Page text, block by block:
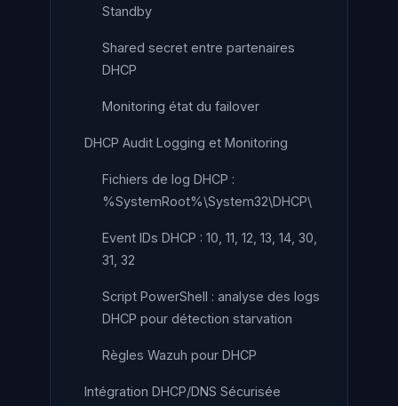
Standby
Shared secret entre partenaires
DHCP
Monitoring état du failover
DHCP Audit Logging et Monitoring
Fichiers de log DHCP :
%SystemRoot%\System32\DHCP\
Event IDs DHCP : 10, 11, 12, 13, 14, 30,
31, 32
Script PowerShell : analyse des logs
DHCP pour détection starvation
Règles Wazuh pour DHCP
Intégration DHCP/DNS Sécurisée